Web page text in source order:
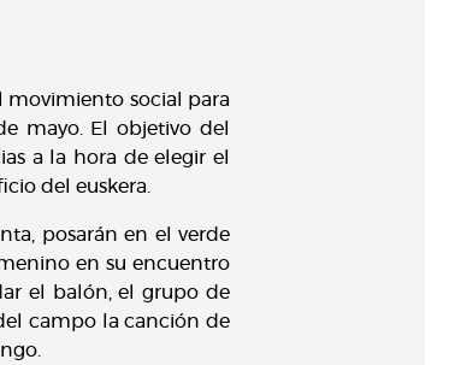
movimiento social para
mayo. El objetivo del
a la hora de elegir el
del euskera.
posarán en el verde
en su encuentro
el balón, el grupo de
campo la canción de